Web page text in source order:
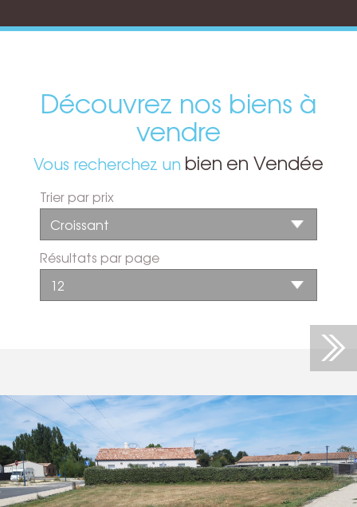
Découvrez nos biens à
vendre
Vous recherchez un bien en Vendée
Trier par prix
Résultats par page